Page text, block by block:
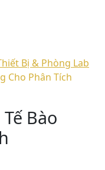
Bị & Phòng Lab
Cho Phân Tích
Bào